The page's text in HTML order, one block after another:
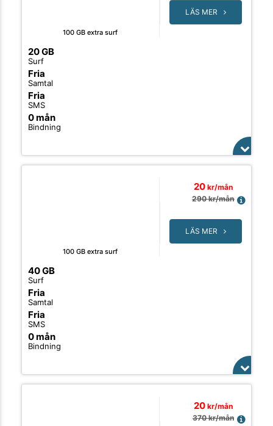
100 GB extra surf
20 GB
Surf
Fria
Samtal
Fria
SMS
0 mån
Bindning
LÄS MER
100 GB extra surf
40 GB
Surf
Fria
Samtal
Fria
SMS
0 mån
Bindning
20 kr/mån
290 kr/mån
LÄS MER
20 kr/mån
370 kr/mån